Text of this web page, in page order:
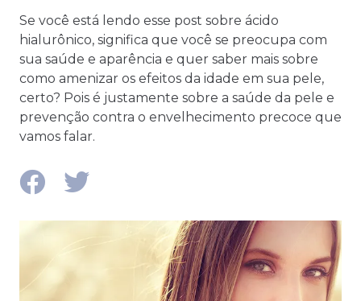
Se você está lendo esse post sobre ácido
hialurônico, significa que você se preocupa com
sua saúde e aparência e quer saber mais sobre
como amenizar os efeitos da idade em sua pele,
certo? Pois é justamente sobre a saúde da pele e
prevenção contra o envelhecimento precoce que
vamos falar.